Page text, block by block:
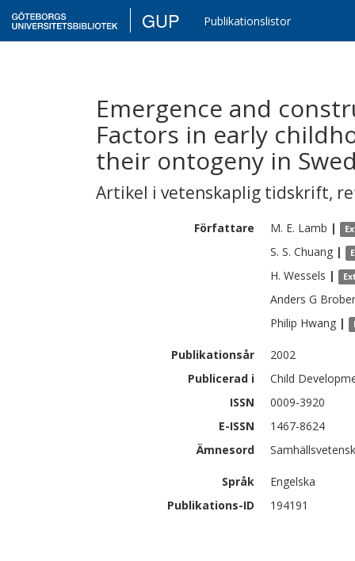
GUP Publikationslistor
Emergence and
Factors in early
their ontogeny in
Artikel i vetenskaplig tidskrift,
Författare M. E. Lamb |
S. S. Chuang |
H. Wessels |
Anders G
Philip Hwang |
Publikationsår
2002
Publicerad i
Child
ISSN
0009-3920
E-ISSN
1467-8624
Ämnesord
Språk
Engelska
Publikations-ID
194191